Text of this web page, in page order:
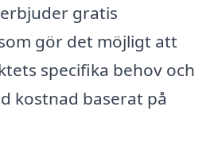
gratis
gör det möjligt att
specifika behov och
kostnad baserat på